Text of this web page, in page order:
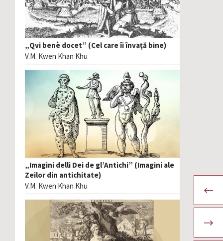
„Qvi benè docet” (Cel care îi învață bine)
V.M. Kwen Khan Khu
„Imagini delli Dei de gl’Antichi” (Imagini ale
Zeilor din antichitate)
V.M. Kwen Khan Khu